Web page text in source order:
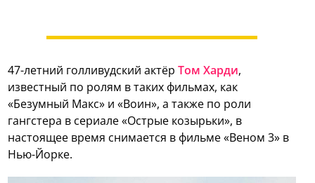
47-летний голливудский актёрТом Харди,
известный по ролям в таких фильмах, как
«Безумный Макс» и «Воин», а также по роли
гангстера в сериале «Острые козырьки», в
настоящее время снимается в фильме «Веном 3» в
Нью-Йорке.